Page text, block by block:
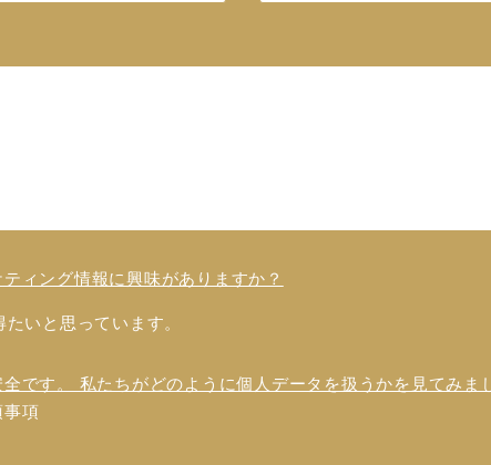
ィング情報に興味がありますか？
いと思っています。
です。 私たちがどのように個人データを扱うかを見てみま
事項